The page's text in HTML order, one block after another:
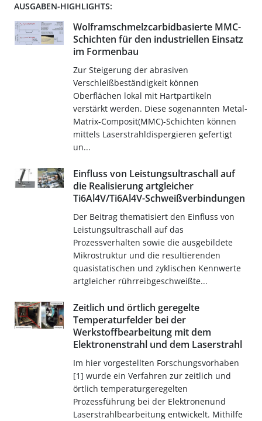
AUSGABEN-HIGHLIGHTS:
Wolframschmelzcarbidbasierte MMC-
Schichten für den industriellen Einsatz
im Formenbau
Zur Steigerung der abrasiven
Verschleißbeständigkeit können
Oberflächen lokal mit Hartpartikeln
verstärkt werden. Diese sogenannten Metal-
Matrix-Composit(MMC)-Schichten können
mittels Laserstrahldispergieren gefertigt
un...
Einfluss von Leistungsultraschall auf
die Realisierung artgleicher
Ti6Al4V/Ti6Al4V-Schweißverbindungen
Der Beitrag thematisiert den Einfluss von
Leistungsultraschall auf das
Prozessverhalten sowie die ausgebildete
Mikrostruktur und die resultierenden
quasistatischen und zyklischen Kennwerte
artgleicher rührreibgeschweißte...
Zeitlich und örtlich geregelte
Temperaturfelder bei der
Werkstoffbearbeitung mit dem
Elektronenstrahl und dem Laserstrahl
Im hier vorgestellten Forschungsvorhaben
[1] wurde ein Verfahren zur zeitlich und
örtlich temperaturgeregelten
Prozessführung bei der Elektronenund
Laserstrahlbearbeitung entwickelt. Mithilfe